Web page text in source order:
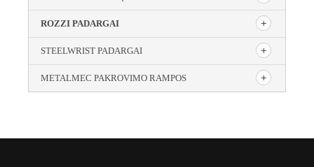
ROZZI PADARGAI
STEELWRIST PADARGAI
METALMEC PAKROVIMO RAMPOS